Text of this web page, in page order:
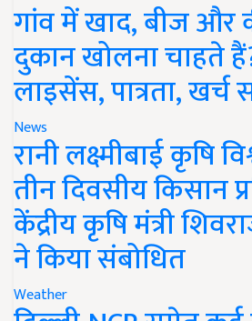
गांव में खाद, बीज और
दुकान खोलना चाहते
लाइसेंस, पात्रता,
News
रानी लक्ष्मीबाई कृषि
तीन दिवसीय किसान
केंद्रीय कृषि मंत्री
ने किया संबोधित
Weather